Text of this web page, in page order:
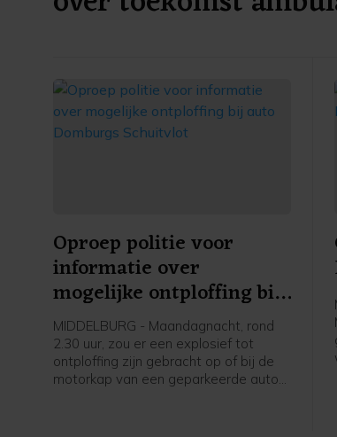
Oproep politie voor
informatie over
mogelijke ontploffing bij
auto Domburgs
Schuitvlot
MIDDELBURG - Maandagnacht, rond
2.30 uur, zou er een explosief tot
ontploffing zijn gebracht op of bij de
motorkap van een geparkeerde auto